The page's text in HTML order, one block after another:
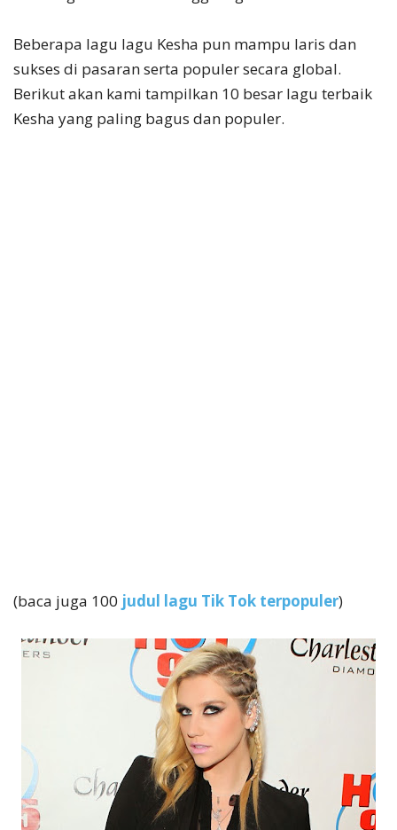
Beberapa lagu lagu Kesha pun mampu laris dan
sukses di pasaran serta populer secara global.
Berikut akan kami tampilkan 10 besar lagu terbaik
Kesha yang paling bagus dan populer.
(baca juga 100 judul lagu Tik Tok terpopuler)